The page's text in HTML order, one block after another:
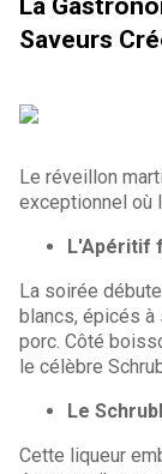
La
Saveurs
Le réveillon
exceptionnel où
L'Apéritif
La soirée
blancs, épicés à
porc. Côté
le célèbre
Le
Cette liqueur